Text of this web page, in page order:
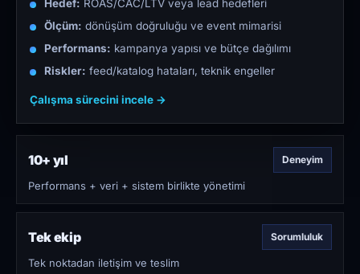
Hedef: ROAS/CAC/LTV veya lead hedefleri
Ölçüm: dönüşüm doğruluğu ve event mimarisi
Performans: kampanya yapısı ve bütçe dağılımı
Riskler: feed/katalog hataları, teknik engeller
Çalışma sürecini incele →
10+ yıl Deneyim
Performans + veri + sistem birlikte yönetimi
Tek ekip Sorumluluk
Tek noktadan iletişim ve teslim